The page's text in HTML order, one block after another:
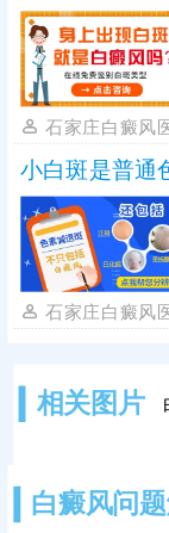
石家庄白癜风
小白斑是普通
石家庄白癜风
相关图片
白癜风问